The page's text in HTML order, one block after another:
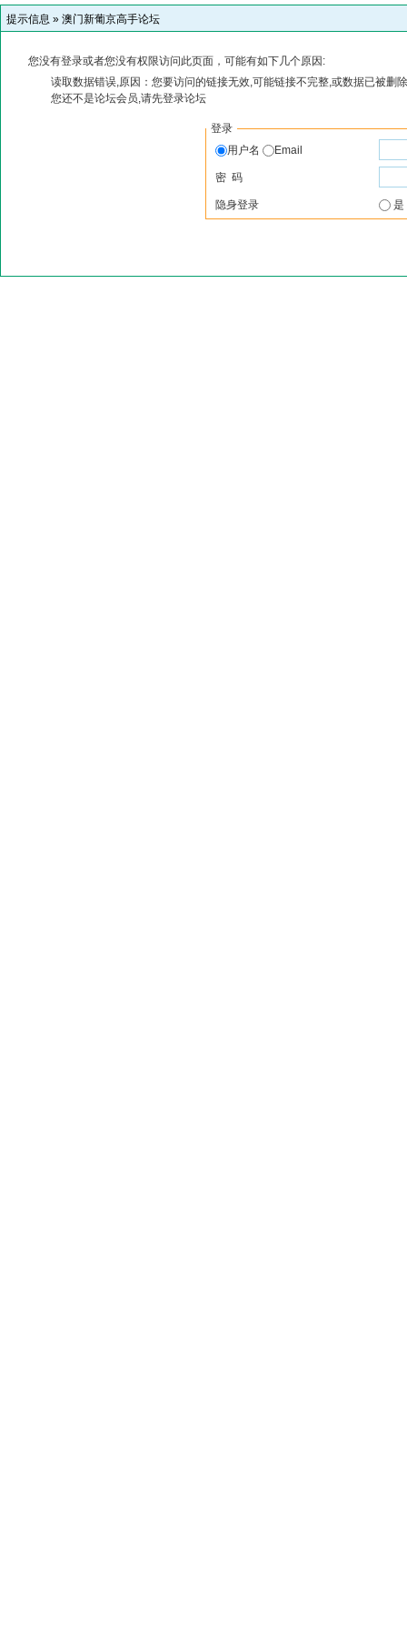
提示信息 » 澳门新葡京高手论坛
您没有登录或者您没有权限访问此页面，可能有如下几个原因:
读取数据错误,原因：您要访问的链接无效,可能链接不完整,或数据已被删
您还不是论坛会员,请先登录论坛
登录
用户名
Email
密 码
隐身登录